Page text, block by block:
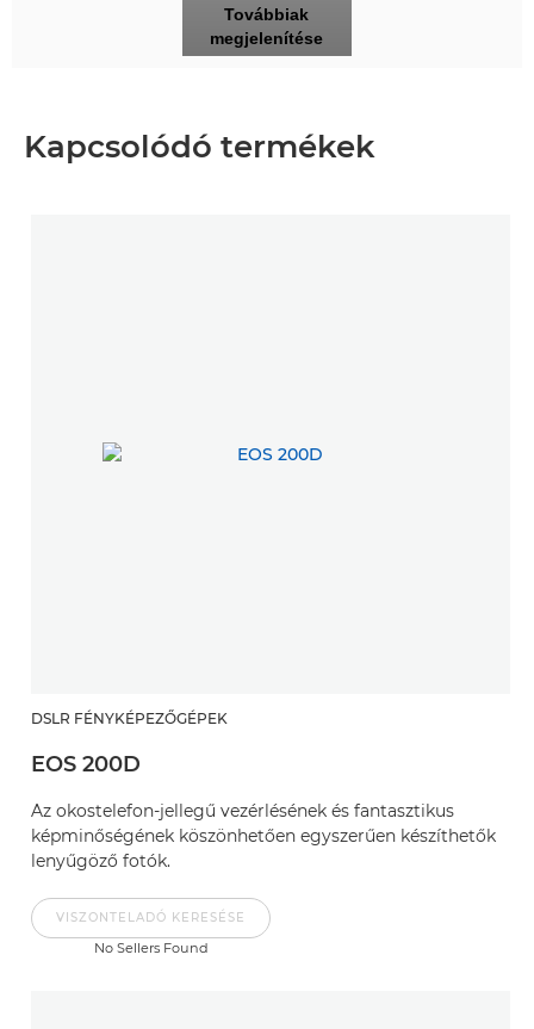
Továbbiak
megjelenítése
Kapcsolódó termékek
DSLR FÉNYKÉPEZŐGÉPEK
EOS 200D
Az okostelefon-jellegű vezérlésének és fantasztikus
képminőségének köszönhetően egyszerűen készíthetők
lenyűgöző fotók.
VISZONTELADÓ KERESÉSE
No Sellers Found